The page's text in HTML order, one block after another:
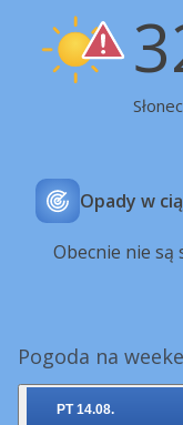
Opady w
Obecnie nie są
Pogoda na
PT 14.08.